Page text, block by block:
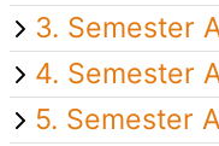
3. Semester
4. Semester
5. Semester